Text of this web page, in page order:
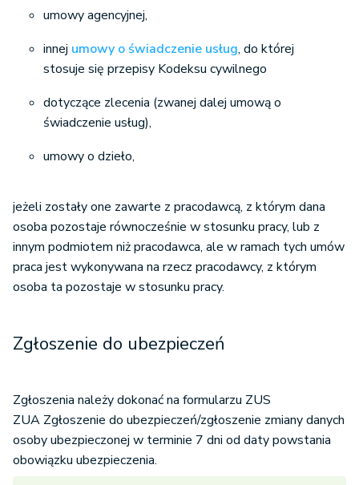
umowy agencyjnej,
innej umowy o świadczenie usług, do której
stosuje się przepisy Kodeksu cywilnego
dotyczące zlecenia (zwanej dalej umową o
świadczenie usług),
umowy o dzieło,
jeżeli zostały one zawarte z pracodawcą, z którym dana
osoba pozostaje równocześnie w stosunku pracy, lub z
innym podmiotem niż pracodawca, ale w ramach tych umów
praca jest wykonywana na rzecz pracodawcy, z którym
osoba ta pozostaje w stosunku pracy.
Zgłoszenie do ubezpieczeń
Zgłoszenia należy dokonać na formularzu ZUS
ZUA Zgłoszenie do ubezpieczeń/zgłoszenie zmiany danych
osoby ubezpieczonej w terminie 7 dni od daty powstania
obowiązku ubezpieczenia.